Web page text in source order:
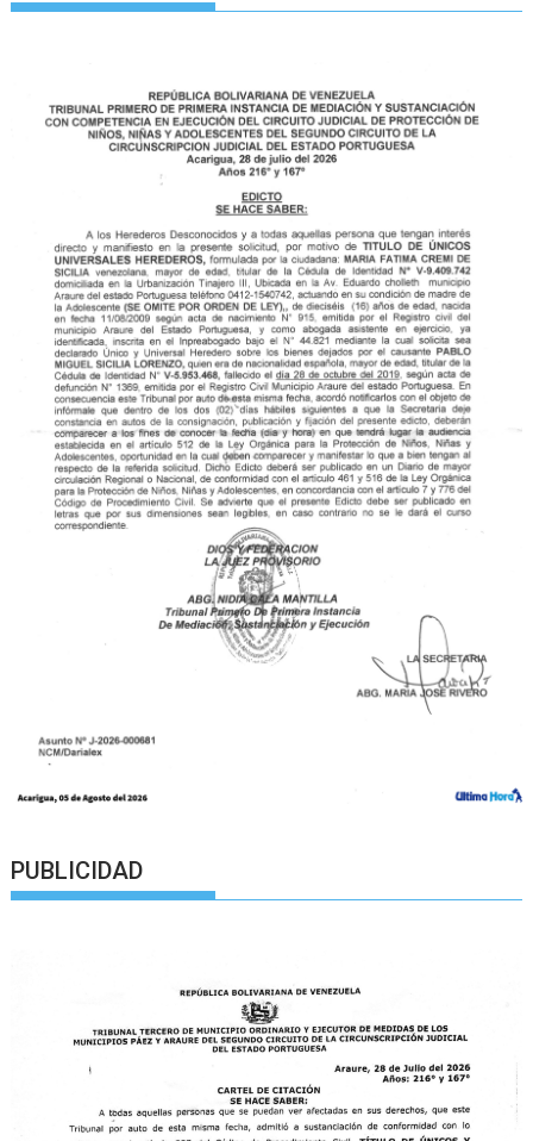
PUBLICIDAD